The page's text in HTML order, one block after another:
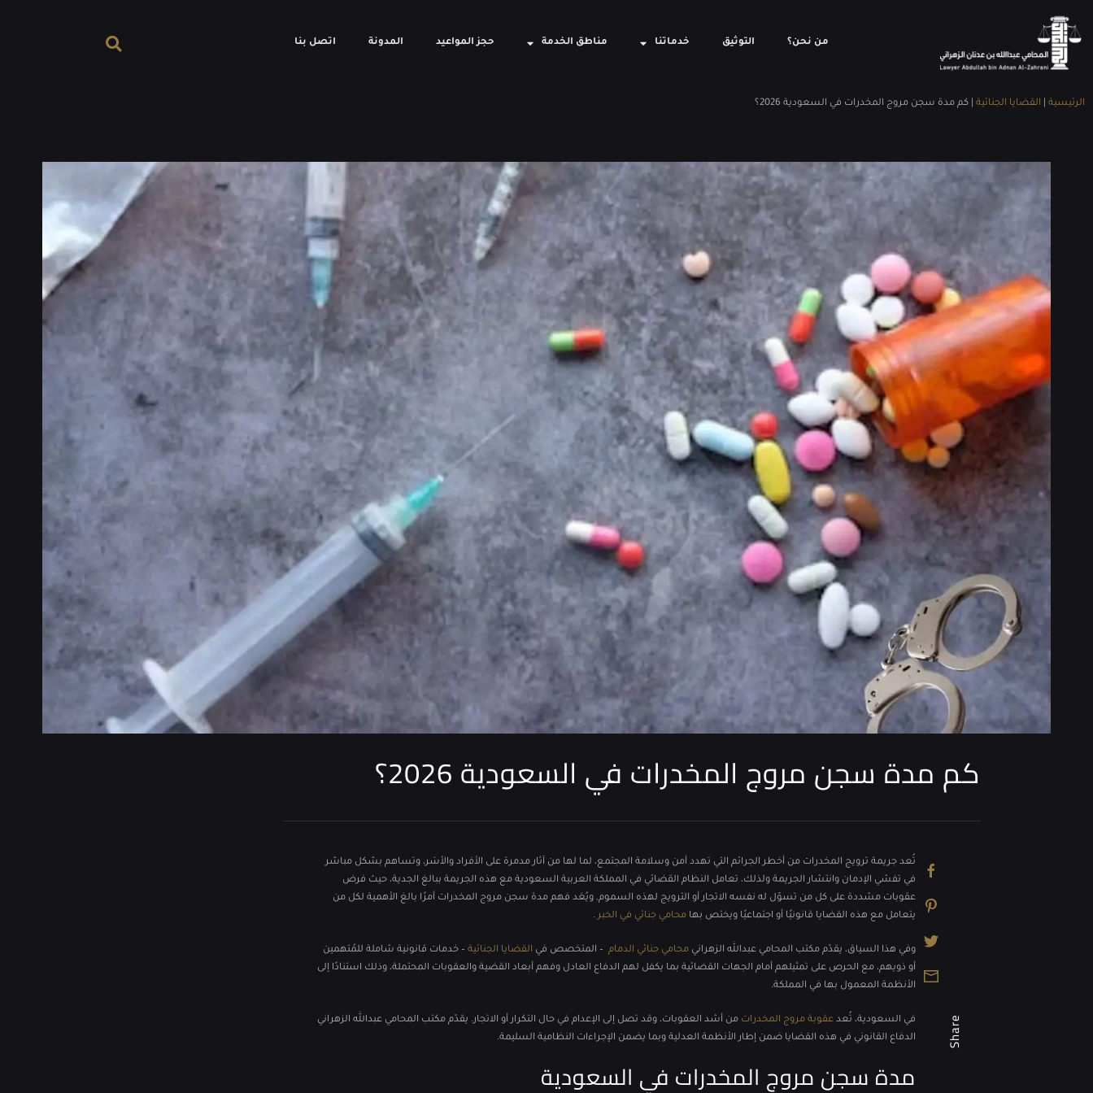
من نحن؟ التوثيق خدماتنا مناطق الخدمة حجز المواعيد المدونة اتصل بنا
الرئيسية القضايا الجنائية كم مدة سجن مروج المخدرات​ في السعودية 2026؟
كم مدة سجن مروج المخدرات​ في السعودية 2026؟
Share
تُعد جريمة ترويج المخدرات من أخطر الجرائم التي تهدد أمن وسلامة المجتمع، لما لها من آثار مدمرة على الأفراد والأسَر، وتساهم بشكل مباشر
في تفشي الإدمان وانتشار الجريمة ولذلك، تعامل النظام القضائي في المملكة العربية السعودية مع هذه الجريمة ببالغ الجدية، حيث فرض
عقوبات مشددة على كل من تسوّل له نفسه الاتجار أو الترويج لهذه السموم, ويُعَد فهم مدة سجن مروج المخدرات​ أمرًا بالغ الأهمية لكل من
يتعامل مع هذه القضايا قانونيًا أو اجتماعيًا ويختص بها محامي جنائي في الخبر.
وفي هذا السياق، يقدّم مكتب المحامي عبدالله الزهراني محامي جنائي الدمام – المتخصص في القضايا الجنائية– خدمات قانونية شاملة للمُتهمين
أو ذويهم، مع الحرص على تمثيلهم أمام الجهات القضائية بما يكفل لهم الدفاع العادل وفهم أبعاد القضية والعقوبات المحتملة، وذلك استنادًا إلى
الأنظمة المعمول بها في المملكة.
في السعودية، تُعد عقوبة مروج المخدرات من أشد العقوبات، وقد تصل إلى الإعدام في حال التكرار أو الاتجار. يقدّم مكتب المحامي عبدالله الزهراني
الدفاع القانوني في هذه القضايا ضمن إطار الأنظمة العدلية وبما يضمن الإجراءات النظامية السليمة.
مدة سجن مروج المخدرات في السعودية